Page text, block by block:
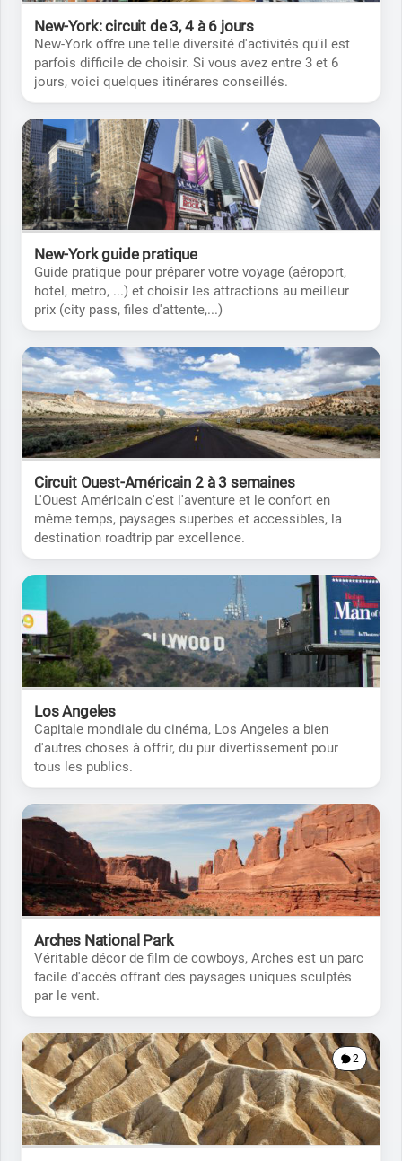
New-York: circuit de 3, 4 à 6 jours
New-York offre une telle diversité d'activités qu'il est
parfois difficile de choisir. Si vous avez entre 3 et 6
jours, voici quelques itinérares conseillés.
New-York guide pratique
Guide pratique pour préparer votre voyage (aéroport,
hotel, metro, ...) et choisir les attractions au meilleur
prix (city pass, files d'attente,...)
Circuit Ouest-Américain 2 à 3 semaines
L'Ouest Américain c'est l'aventure et le confort en
même temps, paysages superbes et accessibles, la
destination roadtrip par excellence.
Los Angeles
Capitale mondiale du cinéma, Los Angeles a bien
d'autres choses à offrir, du pur divertissement pour
tous les publics.
Arches National Park
Véritable décor de film de cowboys, Arches est un parc
facile d'accès offrant des paysages uniques sculptés
par le vent.
2